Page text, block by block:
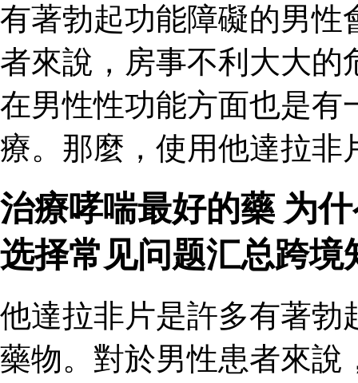
有著勃起功能障礙的男性
者來說，房事不利大大的
在男性性功能方面也是有
療。那麼，使用他達拉非
治療哮喘最好的藥 为
选择常见问题汇总跨境
他達拉非片是許多有著勃
藥物。對於男性患者來說